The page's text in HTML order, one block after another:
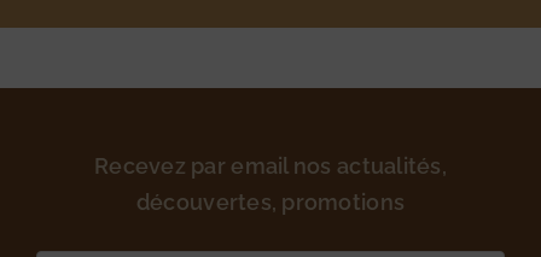
Recevez par email nos actualités,
découvertes, promotions